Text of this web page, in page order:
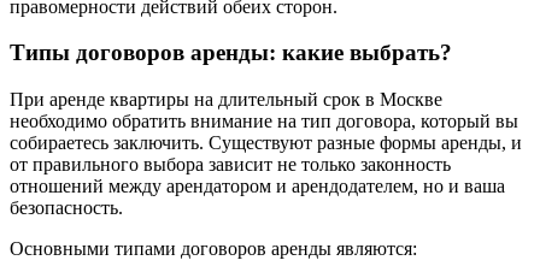
правомерности действий обеих сторон.
Типы договоров аренды: какие выбрать?
При аренде квартиры на длительный срок в Москве
необходимо обратить внимание на тип договора, который вы
собираетесь заключить. Существуют разные формы аренды, и
от правильного выбора зависит не только законность
отношений между арендатором и арендодателем, но и ваша
безопасность.
Основными типами договоров аренды являются: